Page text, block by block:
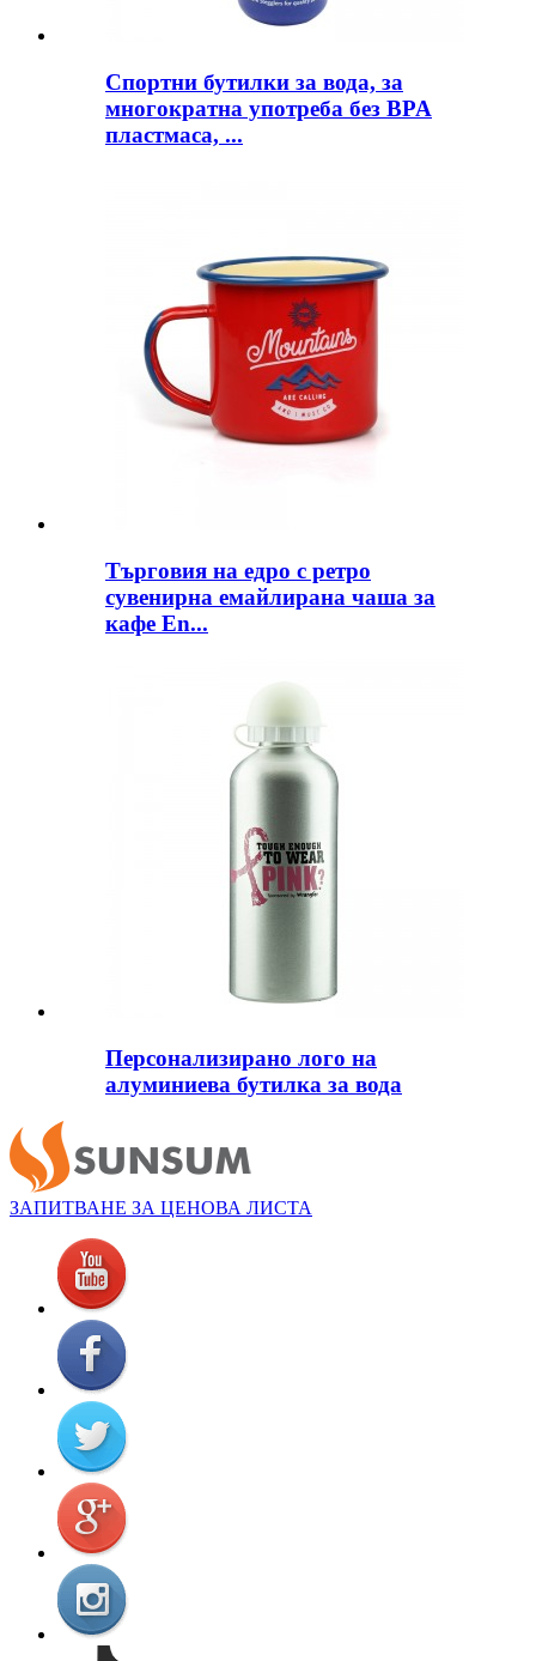
Спортни бутилки за вода, за
многократна употреба без BPA
пластмаса, ...
Търговия на едро с ретро
сувенирна емайлирана чаша за
кафе En...
Персонализирано лого на
алуминиева бутилка за вода
ЗАПИТВАНЕ ЗА ЦЕНОВА ЛИСТА